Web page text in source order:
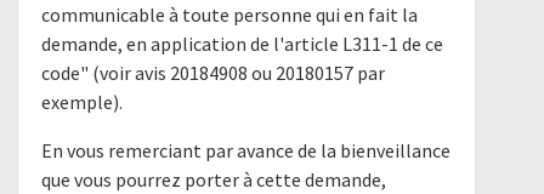
communicable à toute personne qui en fait la
demande, en application de l'article L311-1 de ce
code" (voir avis 20184908 ou 20180157 par
exemple).
En vous remerciant par avance de la bienveillance
que vous pourrez porter à cette demande,